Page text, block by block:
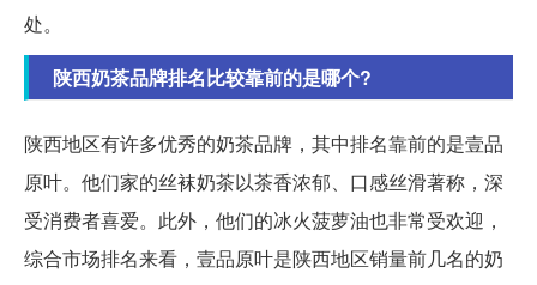
处。
陕西奶茶品牌排名比较靠前的是哪个?
陕西地区有许多优秀的奶茶品牌，其中排名靠前的是壹品
原叶。他们家的丝袜奶茶以茶香浓郁、口感丝滑著称，深
受消费者喜爱。此外，他们的冰火菠萝油也非常受欢迎，
综合市场排名来看，壹品原叶是陕西地区销量前几名的奶